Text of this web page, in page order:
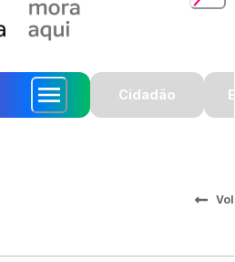
Cidadão